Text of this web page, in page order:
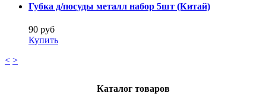
Губка д/посуды металл набор 5шт (Китай)
90 руб
Купить
< >
Каталог товаров